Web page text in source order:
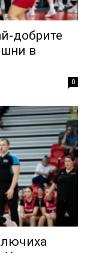
добрите
в
0